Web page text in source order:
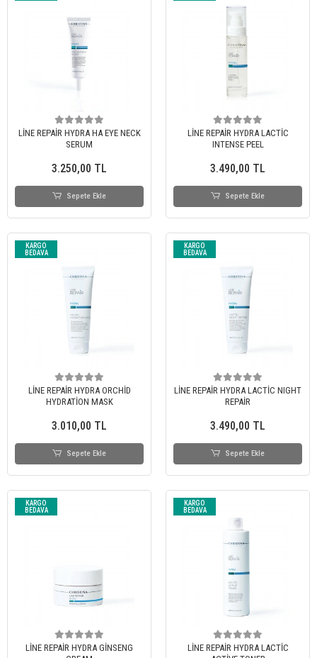
LİNE REPAİR HYDRA HA EYE NECK
SERUM
3.250,00 TL
Sepete Ekle
LİNE REPAİR HYDRA LACTİC
INTENSE PEEL
3.490,00 TL
Sepete Ekle
KARGO
BEDAVA
LİNE REPAİR HYDRA ORCHİD
HYDRATİON MASK
3.010,00 TL
Sepete Ekle
KARGO
BEDAVA
LİNE REPAİR HYDRA LACTİC NIGHT
REPAİR
3.490,00 TL
Sepete Ekle
KARGO
BEDAVA
LİNE REPAİR HYDRA GİNSENG
KARGO
BEDAVA
LİNE REPAİR HYDRA LACTİC